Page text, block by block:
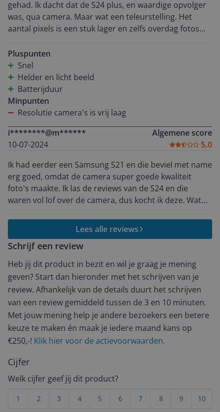
gehad. Ik dacht dat de S24 plus, en waardige opvolger
was, qua camera. Maar wat een teleurstelling. Het
aantal pixels is een stuk lager en zelfs overdag fotos
over moest naar een nieuw toestel... Maar mis echt de
camera kwalificaties van se S21 plus. Verder ok toestel.
Snel. Beter dan de A52 van t werk....
Pluspunten
Snel
Helder en licht beeld
Batterijduur
Minpunten
Resolutie camera's is vrij laag
i********@m******
10-07-2024
Algemene score
5.0
Ik had eerder een Samsung S21 en die beviel met name
erg goed, omdat de camera super goede kwaliteit
foto's maakte. Ik las de reviews van de S24 en die
waren vol lof over de camera, dus kocht ik deze. Wat
zijn aanmerkelijk slechter dan ik gewend was van de
S21. En dat voor zo'n dure mobiele telefoon had ik
toch echt meer verwacht, zeker als je de reviews leest
over deze mobiele telefoon.
Lees alle reviews
Schrijf een review
Heb jij dit product in bezit en wil je graag je mening
geven? Start dan hieronder met het schrijven van je
review. Afhankelijk van de details duurt het schrijven
van een review gemiddeld tussen de 3 en 10 minuten.
Met jouw mening help je andere bezoekers een betere
keuze te maken én maak je iedere maand kans op
€250,-! Klik hier voor de actievoorwaarden.
Cijfer
Welk cijfer geef jij dit product?
10
9
8
7
6
5
4
3
2
1